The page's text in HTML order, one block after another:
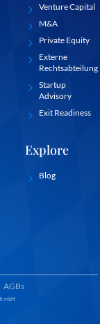
Venture Capital
M&A
Private Equity
Externe
Rechtsabteilung
Startup
Advisory
Exit Readiness
Explore
Blog
AGBs
mbH